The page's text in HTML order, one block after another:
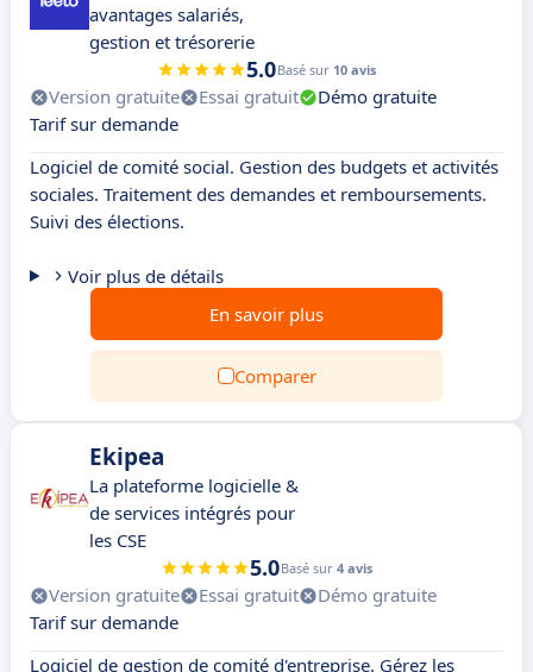
avantages salariés,
gestion et trésorerie
5.0Basé sur 10 avis
Version gratuite Essai gratuit
Démo gratuite
Tarif sur demande
Logiciel de comité social. Gestion des budgets et activités
sociales. Traitement des demandes et remboursements.
Suivi des élections.
Voir plus de détails
En savoir plus
Comparer
Ekipea
La plateforme logicielle &
de services intégrés pour
les CSE
5.0Basé sur 4 avis
Version gratuite Essai gratuit
Démo gratuite
Tarif sur demande
Logiciel de gestion de comité d'entreprise. Gérez les